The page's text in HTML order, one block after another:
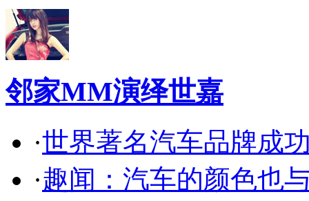
邻家MM演绎世嘉
·世界著名汽车品牌成
·趣闻：汽车的颜色也